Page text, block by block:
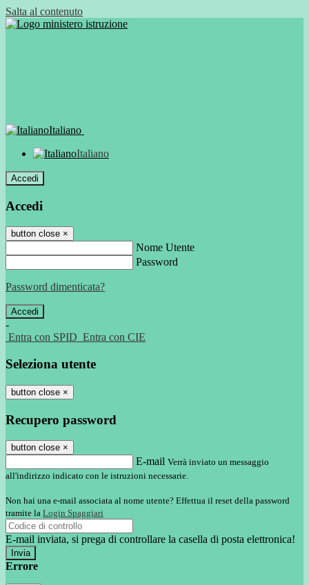
Salta al contenuto
Italiano
Italiano
Accedi
Accedi
button close ×
Nome Utente
Password
Password dimenticata?
-
Entra con SPID Entra con CIE
Seleziona utente
button close ×
Recupero password
button close ×
E-mail Verrà inviato un messaggio
all'indirizzo indicato con le istruzioni necessarie.
Non hai una e-mail associata al nome utente? Effettua il reset della password
tramite la Login Spaggiari
E-mail inviata, si prega di controllare la casella di posta elettronica!
Errore